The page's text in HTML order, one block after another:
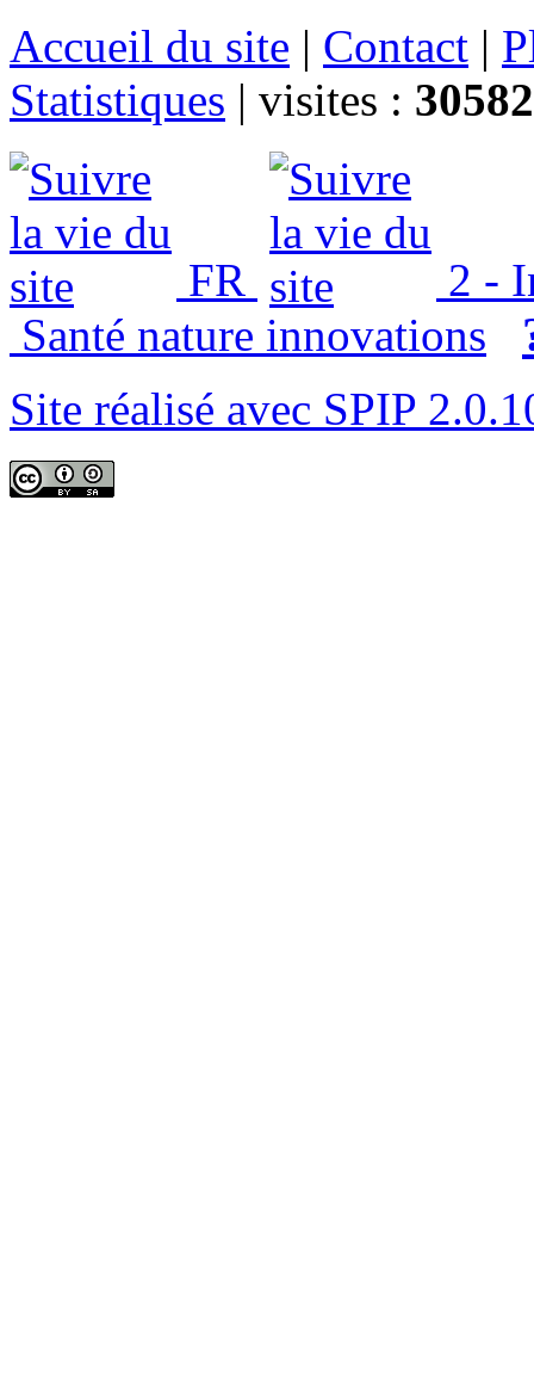
Accueil du site | Contact |
Statistiques | visites :
FR
2 -
Santé nature innovations
Site réalisé avec SPIP